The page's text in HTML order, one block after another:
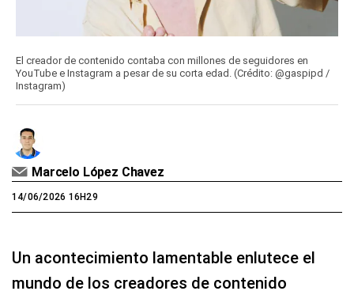
El creador de contenido contaba con millones de seguidores en
YouTube e Instagram a pesar de su corta edad. (Crédito: @gaspipd /
Instagram)
Marcelo López Chavez
14/06/2026 16H29
Un acontecimiento lamentable enlutece el
mundo de los creadores de contenido